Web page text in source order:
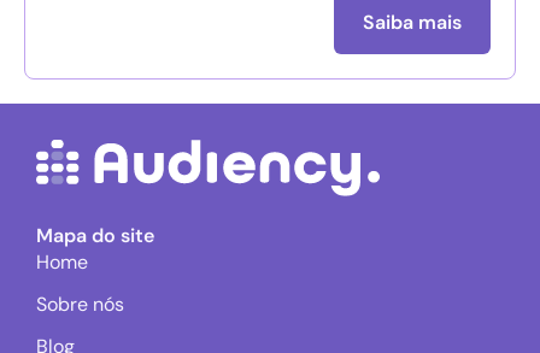
Saiba mais
Mapa do site
Home
Sobre nós
Blog